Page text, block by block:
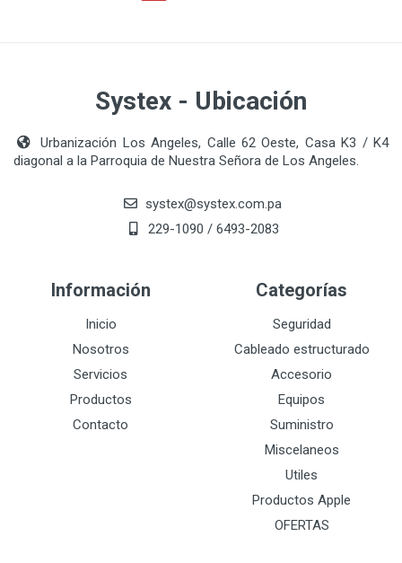
Systex - Ubicación
Urbanización Los Angeles, Calle 62 Oeste, Casa K3 / K4
diagonal a la Parroquia de Nuestra Señora de Los Angeles.
systex@systex.com.pa
229-1090 / 6493-2083
Información
Inicio
Nosotros
Servicios
Productos
Contacto
Categorías
Seguridad
Cableado estructurado
Accesorio
Equipos
Suministro
Miscelaneos
Utiles
Productos Apple
OFERTAS